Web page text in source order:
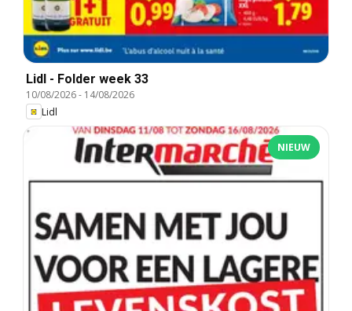
Lidl - Folder week 33
10/08/2026- 14/08/2026
Lidl
NIEUW